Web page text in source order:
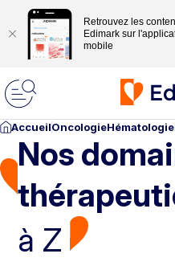
Retrouvez les
Edimark sur
mobile
AccueilOncologieHématologie
Nos
à Z